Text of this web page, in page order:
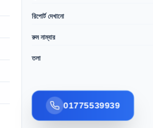
রিপোর্ট দেখানো
রুম নাম্বার
তলা
01775539939